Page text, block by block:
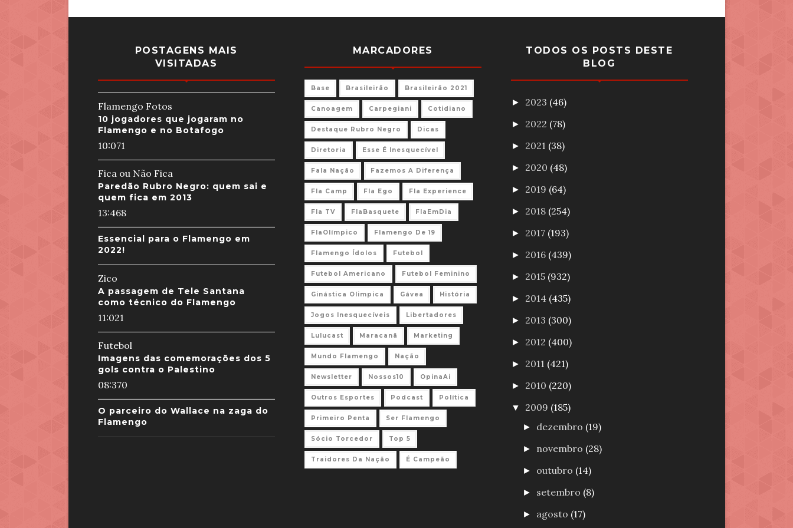
POSTAGENS MAIS
VISITADAS
Flamengo Fotos
10 jogadores que jogaram no
Flamengo e no Botafogo
10:071
Fica ou Não Fica
Paredão Rubro Negro: quem sai e
quem fica em 2013
13:468
Essencial para o Flamengo em
2022!
Zico
A passagem de Tele Santana
como técnico do Flamengo
11:021
Futebol
Imagens das comemorações dos 5
gols contra o Palestino
08:370
O parceiro do Wallace na zaga do
Flamengo
MARCADORES
Base Brasileirão Brasileirão 2021
Canoagem Carpegiani Cotidiano
Destaque Rubro Negro Dicas
Diretoria Esse É Inesquecível
Fala Nação Fazemos A Diferença
Fla Camp Fla Ego Fla Experience
Fla TV FlaBasquete FlaEmDia
FlaOlímpico Flamengo De 19
Flamengo Ídolos Futebol
Futebol Americano Futebol Feminino
Ginástica Olimpica Gávea História
Jogos Inesquecíveis Libertadores
Lulucast Maracanã Marketing
Mundo Flamengo Nação
Newsletter Nossos10 OpinaAi
Outros Esportes Podcast Política
Primeiro Penta Ser Flamengo
Sócio Torcedor Top 5
Traidores Da Nação É Campeão
TODOS OS POSTS DESTE
BLOG
► 2023 (46)
► 2022 (78)
► 2021 (38)
► 2020 (48)
► 2019 (64)
► 2018 (254)
► 2017 (193)
► 2016 (439)
► 2015 (932)
► 2014 (435)
► 2013 (300)
► 2012 (400)
► 2011 (421)
► 2010 (220)
▼ 2009 (185)
► dezembro (19)
► novembro (28)
► outubro (14)
► setembro (8)
► agosto (17)